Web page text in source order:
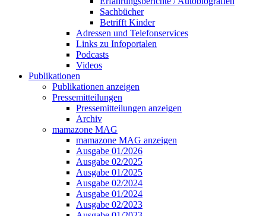
Sachbücher
Betrifft Kinder
Adressen und Telefonservices
Links zu Infoportalen
Podcasts
Videos
Publikationen
Publikationen anzeigen
Pressemitteilungen
Pressemitteilungen anzeigen
Archiv
mamazone MAG
mamazone MAG anzeigen
Ausgabe 01/2026
Ausgabe 02/2025
Ausgabe 01/2025
Ausgabe 02/2024
Ausgabe 01/2024
Ausgabe 02/2023